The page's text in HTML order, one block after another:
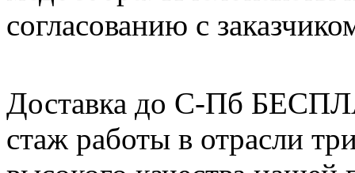
согласованию с
Доставка до С-Пб
стаж работы в отрасли